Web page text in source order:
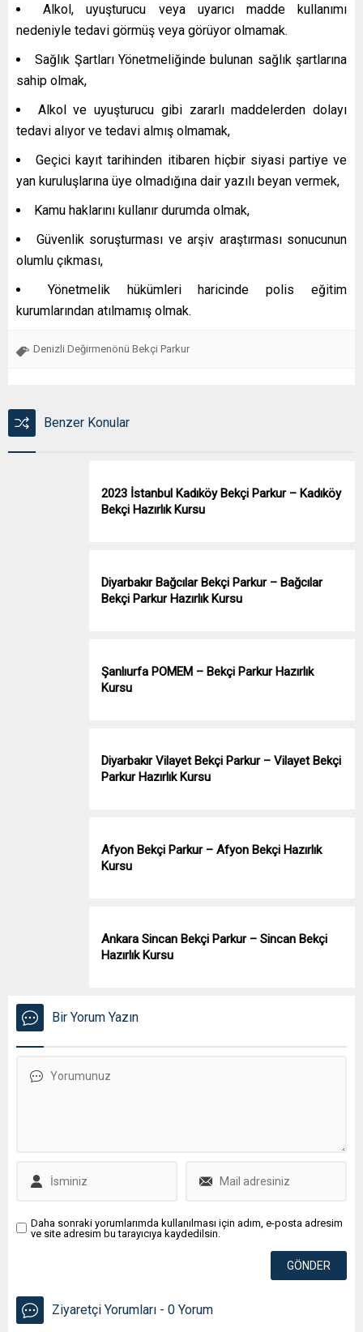
Alkol, uyuşturucu veya uyarıcı madde kullanımı
nedeniyle tedavi görmüş veya görüyor olmamak.
Sağlık Şartları Yönetmeliğinde bulunan sağlık şartlarına
sahip olmak,
Alkol ve uyuşturucu gibi zararlı maddelerden dolayı
tedavi alıyor ve tedavi almış olmamak,
Geçici kayıt tarihinden itibaren hiçbir siyasi partiye ve
yan kuruluşlarına üye olmadığına dair yazılı beyan vermek,
Kamu haklarını kullanır durumda olmak,
Güvenlik soruşturması ve arşiv araştırması sonucunun
olumlu çıkması,
Yönetmelik hükümleri haricinde polis eğitim
kurumlarından atılmamış olmak.
Denizli Değirmenönü Bekçi Parkur
Benzer Konular
2023 İstanbul Kadıköy Bekçi Parkur – Kadıköy
Bekçi Hazırlık Kursu
Diyarbakır Bağcılar Bekçi Parkur – Bağcılar
Bekçi Parkur Hazırlık Kursu
Şanlıurfa POMEM – Bekçi Parkur Hazırlık
Kursu
Diyarbakır Vilayet Bekçi Parkur – Vilayet Bekçi
Parkur Hazırlık Kursu
Afyon Bekçi Parkur – Afyon Bekçi Hazırlık
Kursu
Ankara Sincan Bekçi Parkur – Sincan Bekçi
Hazırlık Kursu
Bir Yorum Yazın
Daha sonraki yorumlarımda kullanılması için adım, e-posta adresim
ve site adresim bu tarayıcıya kaydedilsin.
Ziyaretçi Yorumları - 0 Yorum